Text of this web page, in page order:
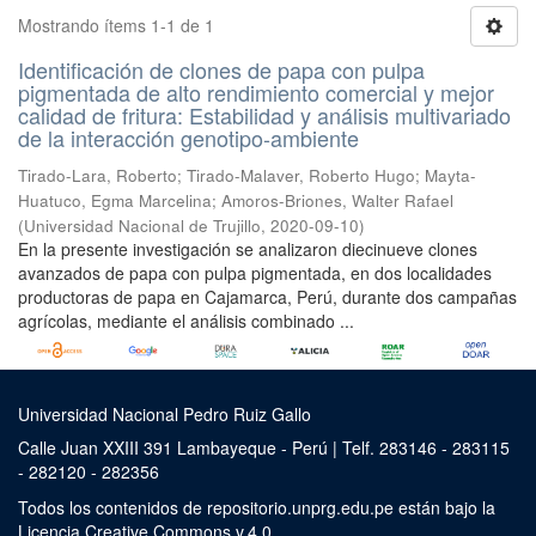
Mostrando ítems 1-1 de 1
Identificación de clones de papa con pulpa
pigmentada de alto rendimiento comercial y mejor
calidad de fritura: Estabilidad y análisis multivariado
de la interacción genotipo-ambiente
Tirado-Lara, Roberto; Tirado-Malaver, Roberto Hugo; Mayta-
Huatuco, Egma Marcelina; Amoros-Briones, Walter Rafael
(Universidad Nacional de Trujillo, 2020-09-10)
En la presente investigación se analizaron diecinueve clones
avanzados de papa con pulpa pigmentada, en dos localidades
productoras de papa en Cajamarca, Perú, durante dos campañas
agrícolas, mediante el análisis combinado ...
Universidad Nacional Pedro Ruiz Gallo
Calle Juan XXIII 391 Lambayeque - Perú | Telf. 283146 - 283115
- 282120 - 282356
Todos los contenidos de repositorio.unprg.edu.pe están bajo la